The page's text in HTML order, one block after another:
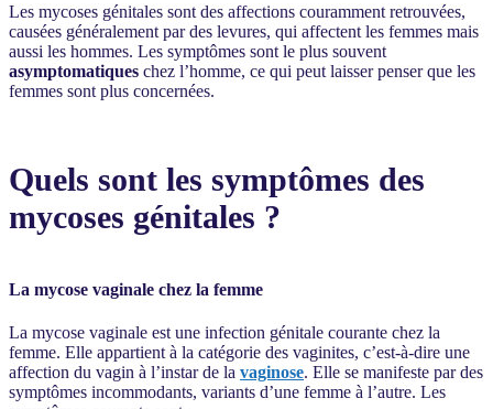
Les mycoses génitales sont des affections couramment retrouvées,
causées généralement par des levures, qui affectent les femmes mais
aussi les hommes. Les symptômes sont le plus souvent
asymptomatiques chez l’homme, ce qui peut laisser penser que les
femmes sont plus concernées.
Quels sont les symptômes des
mycoses génitales ?
La mycose vaginale chez la femme
La mycose vaginale est une infection génitale courante chez la
femme. Elle appartient à la catégorie des vaginites, c’est-à-dire une
affection du vagin à l’instar de la vaginose. Elle se manifeste par des
symptômes incommodants, variants d’une femme à l’autre. Les